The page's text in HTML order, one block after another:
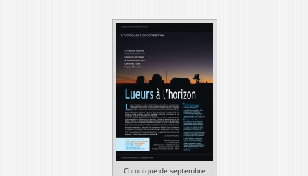
Chronique de septembre